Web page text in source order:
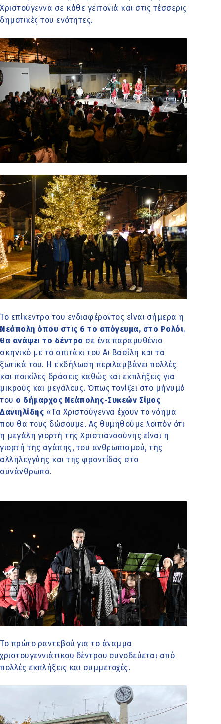
Χριστούγεννα σε κάθε γειτονιά και στις τέσσερις
δημοτικές του ενότητες.
Το επίκεντρο του ενδιαφέροντος είναι σήμερα η
Νεάπολη όπου στις 6 το απόγευμα, στο Ρολόι,
θα ανάψει το δέντρο σε ένα παραμυθένιο
σκηνικό με το σπιτάκι του Αι Βασίλη και τα
ξωτικά του. Η εκδήλωση περιλαμβάνει πολλές
και ποικίλες δράσεις καθώς και εκπλήξεις για
μικρούς και μεγάλους. Όπως τονίζει στο μήνυμά
του ο δήμαρχος Νεάπολης-Συκεών Σίμος
Δανιηλίδης «Τα Χριστούγεννα έχουν το νόημα
που θα τους δώσουμε. Ας θυμηθούμε λοιπόν ότι
η μεγάλη γιορτή της Χριστιανοσύνης είναι η
γιορτή της αγάπης, του ανθρωπισμού, της
αλληλεγγύης και της φροντίδας στο
συνάνθρωπο.
Το πρώτο ραντεβού για το άναμμα
χριστουγεννιάτικου δέντρου συνοδεύεται από
πολλές εκπλήξεις και συμμετοχές.